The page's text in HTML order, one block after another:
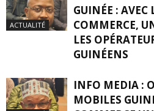
ACTUALITÉ
GUINÉE : AVEC
COMMERCE,
LES
GUINÉENS
INFO MEDIA :
MOBILES